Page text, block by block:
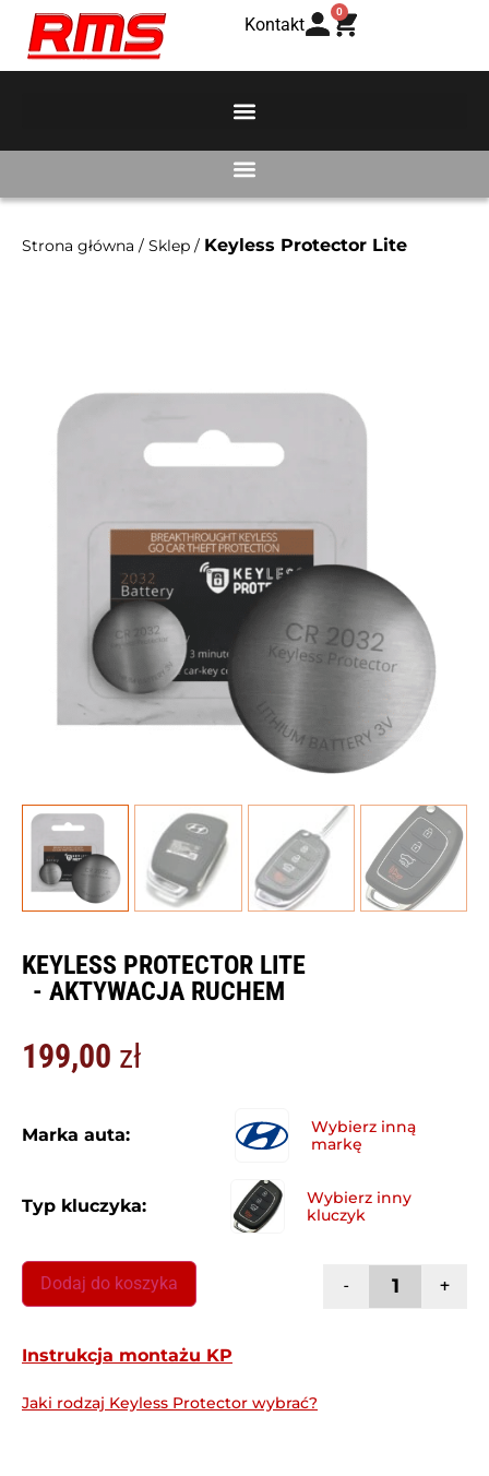
Kontakt
0
Strona główna / Sklep / Keyless Protector Lite
KEYLESS PROTECTOR LITE
- AKTYWACJA RUCHEM
199,00 zł
Marka auta:
Typ kluczyka:
- +
Dodaj do koszyka
Instrukcja montażu KP
Jaki rodzaj Keyless Protector wybrać?